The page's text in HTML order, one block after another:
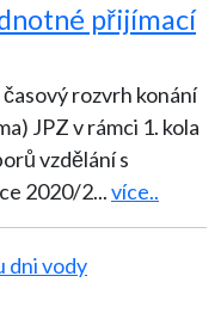
přijímací
rozvrh konání
vzdělání s
2020/2...více..